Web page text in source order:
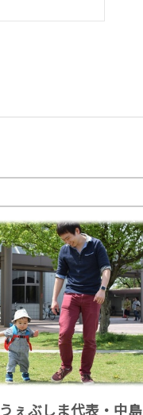
うぇぶしま代表・中島